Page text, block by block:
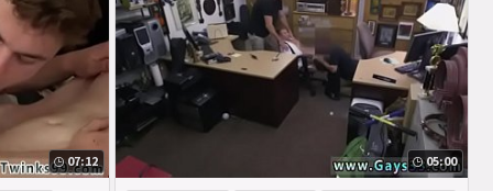
07:12 05:00